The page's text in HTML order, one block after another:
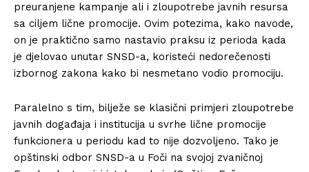
preuranjene kampanje ali i zloupotrebe javnih resursa
sa ciljem lične promocije. Ovim potezima, kako navode,
on je praktično samo nastavio praksu iz perioda kada
je djelovao unutar SNSD-a, koristeći nedorečenosti
izbornog zakona kako bi nesmetano vodio promociju.
Paralelno s tim, bilježe se klasični primjeri zloupotrebe
javnih događaja i institucija u svrhe lične promocije
funkcionera u periodu kad to nije dozvoljeno. Tako je
opštinski odbor SNSD-a u Foči na svojoj zvaničnoj